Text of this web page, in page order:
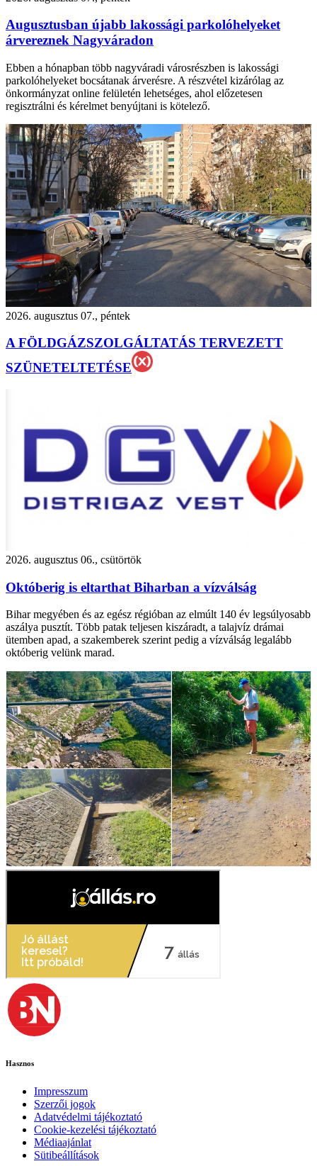
Augusztusban újabb lakossági parkolóhelyeket
árvereznek Nagyváradon
Ebben a hónapban több nagyváradi városrészben is lakossági
parkolóhelyeket bocsátanak árverésre. A részvétel kizárólag az
önkormányzat online felületén lehetséges, ahol előzetesen
regisztrálni és kérelmet benyújtani is kötelező.
2026. augusztus 07., péntek
A FÖLDGÁZSZOLGÁLTATÁS TERVEZETT
SZÜNETELTETÉSE
2026. augusztus 06., csütörtök
Októberig is eltarthat Biharban a vízválság
Bihar megyében és az egész régióban az elmúlt 140 év legsúlyosabb
aszálya pusztít. Több patak teljesen kiszáradt, a talajvíz drámai
ütemben apad, a szakemberek szerint pedig a vízválság legalább
októberig velünk marad.
Hasznos
Impresszum
Szerzői jogok
Adatvédelmi tájékoztató
Cookie-kezelési tájékoztató
Médiaajánlat
Sütibeállítások